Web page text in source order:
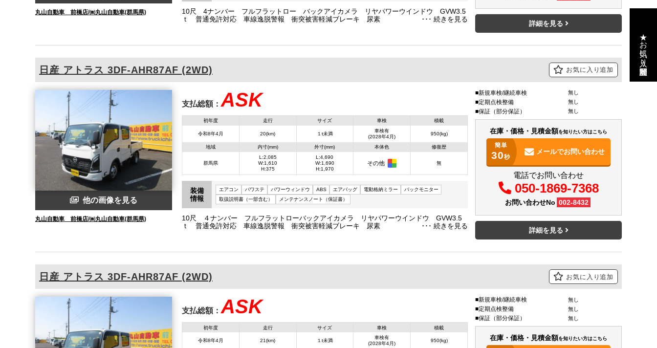
丸山自動車 前橋店/㈱丸山自動車(群馬県)
10尺 4ナンバー フルフラットロー バックアイカメラ リヤパワーウインドウ GVW3.5
ｔ 普通免許対応 車線逸脱警報 衝突被害軽減ブレーキ 尿素
詳細を見る
日産 アトラス 3DF-AHR87AF (2WD) お気に入り追加
他の画像を見る
丸山自動車 前橋店/㈱丸山自動車(群馬県)
支払総額： ASK
初年度
令和8年4月
走行
20(km)
サイズ
１t未満
車検
車検有
(2028年4月)
積載
950(kg)
地域
群馬県
内寸(mm)
L:2,085
W:1,610
H:375
外寸(mm)
L:4,690
W:1,690
H:1,970
本体色
その他
修復歴
無
装備
情報
エアコン パワステ パワーウィンドウ ABS エアバッグ 電動格納ミラー
バックモニター
取扱説明書（一部含む）
メンテナンスノート（保証書）
10尺 ４ナンバー フルフラットローバックアイカメラ リヤパワーウインドウ GVW3.5
ｔ 普通免許対応 車線逸脱警報 衝突被害軽減ブレーキ 尿素
新規車検/継続車検 無し
定期点検整備 無し
保証（部分保証） 無し
在庫・価格・見積金額を知りたい方はこちら
簡単
30秒
メールでお問い合わせ
電話でお問い合わせ
050-1869-7368
お問い合わせNo 002-8432
詳細を見る
日産 アトラス 3DF-AHR87AF (2WD) お気に入り追加
支払総額： ASK
初年度
令和8年4月
走行
21(km)
サイズ
１t未満
車検
車検有
(2028年4月)
積載
950(kg)
新規車検/継続車検 無し
定期点検整備 無し
保証（部分保証） 無し
在庫・価格・見積金額を知りたい方はこちら
★お気に入り・閲覧履歴